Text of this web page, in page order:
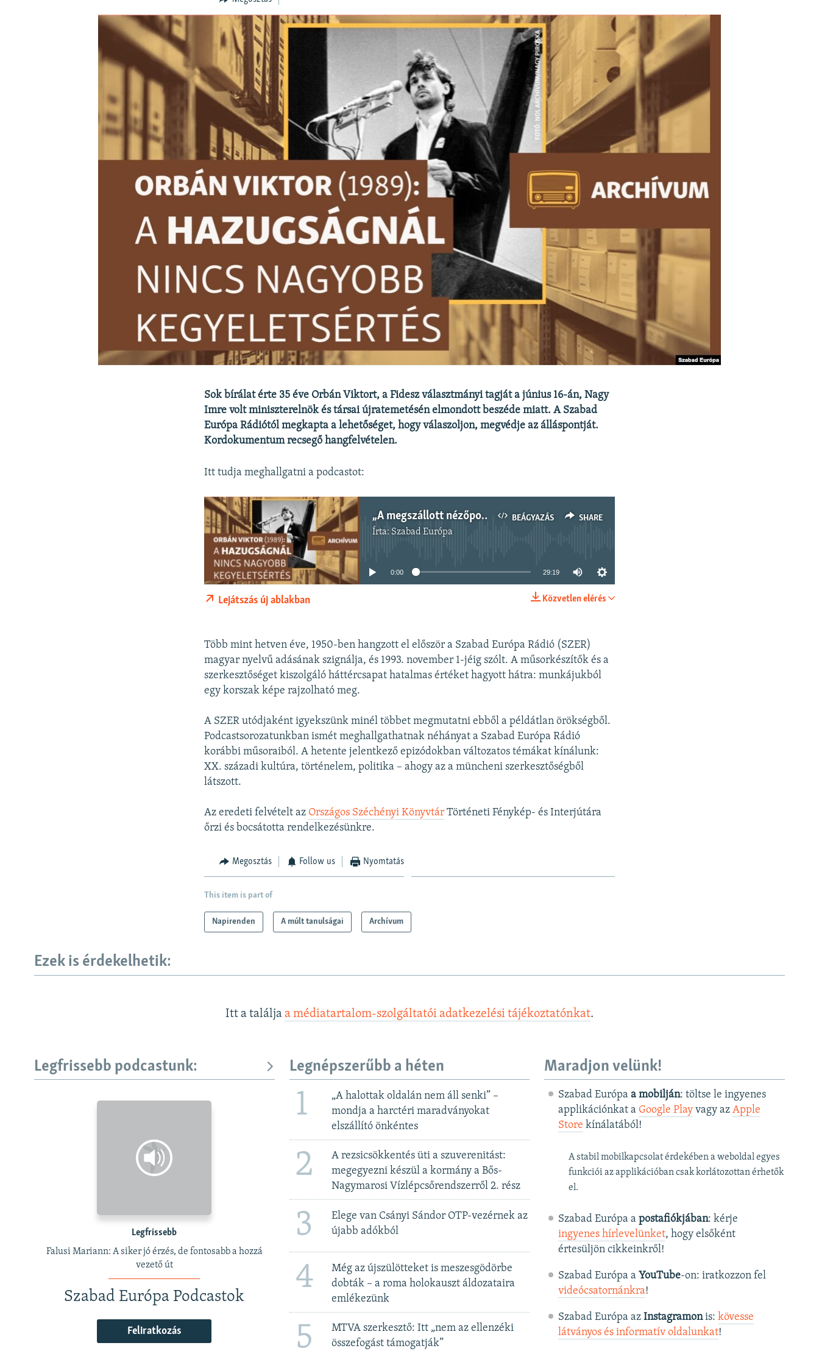
A MÚLT TANULSÁGAI
Sok bírálat érte 35 éve Orbán Viktort, a Fidesz választmányi tagját a június 16-án, Nagy
Imre volt miniszterelnök és társai újratemetésén elmondott beszéde miatt. A Szabad
Európa Rádiótól megkapta a lehetőséget, hogy válaszoljon, megvédje az álláspontját.
Kordokumentum recsegő hangfelvételen.
Itt tudja meghallgatni a podcastot:
BEÁGYAZÁS SHARE
„A megszállott nézőpontjából is lehet nézni az ő itt-tartózkodásukat” – archív interjú Orbán Viktorral az oroszkérdésről
Írta: Szabad Európa
Jelenleg nincs elérhető tartalom
0:00 29:19
Közvetlen elérés
Lejátszás új ablakban
Több mint hetven éve, 1950-ben hangzott el először a Szabad Európa Rádió (SZER)
magyar nyelvű adásának szignálja, és 1993. november 1-jéig szólt. A műsorkészítők és a
szerkesztőséget kiszolgáló háttércsapat hatalmas értéket hagyott hátra: munkájukból
egy korszak képe rajzolható meg.
A SZER utódjaként igyekszünk minél többet megmutatni ebből a példátlan örökségből.
Podcastsorozatunkban ismét meghallgathatnak néhányat a Szabad Európa Rádió
korábbi műsoraiból. A hetente jelentkező epizódokban változatos témákat kínálunk:
XX. századi kultúra, történelem, politika – ahogy az a müncheni szerkesztőségből
látszott.
Az eredeti felvételt az Országos Széchényi Könyvtár Történeti Fénykép- és Interjútára
őrzi és bocsátotta rendelkezésünkre.
Megosztás Follow us Nyomtatás
This item is part of
Napirenden A múlt tanulságai Archívum
Ezek is érdekelhetik:
Itt a találja a médiatartalom-szolgáltatói adatkezelési tájékoztatónkat.
Legfrissebb podcastunk:
Legfrissebb
Falusi Mariann: A siker jó érzés, de fontosabb a hozzá
vezető út
Szabad Európa Podcastok
Feliratkozás
Legnépszerűbb a héten
1
„A halottak oldalán nem áll senki” –
mondja a harctéri maradványokat
elszállító önkéntes
2
A rezsicsökkentés üti a szuverenitást:
megegyezni készül a kormány a Bős-
Nagymarosi Vízlépcsőrendszerről 2. rész
3
Elege van Csányi Sándor OTP-vezérnek az
újabb adókból
4
Még az újszülötteket is meszesgödörbe
dobták – a roma holokauszt áldozataira
emlékezünk
5
MTVA szerkesztő: Itt „nem az ellenzéki
összefogást támogatják”
Maradjon velünk!
Szabad Európa a mobilján: töltse le ingyenes
applikációnkat a Google Playvagy az Apple
Store kínálatából!
A stabil mobilkapcsolat érdekében a weboldal egyes
funkciói az applikációban csak korlátozottan érhetők
el.
Szabad Európa a postafiókjában: kérje
ingyenes hírlevelünket, hogy elsőként
értesüljön cikkeinkről!
Szabad Európa a YouTube-on: iratkozzon fel
videócsatornánkra!
Szabad Európa az Instagramonis: kövesse
látványos és informatív oldalunkat! ​